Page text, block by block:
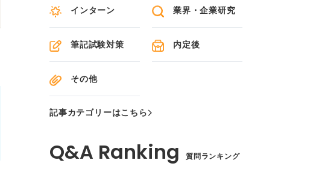
インターン 業界・企業研究
筆記試験対策 内定後
その他
記事カテゴリーはこちら
質問ランキング